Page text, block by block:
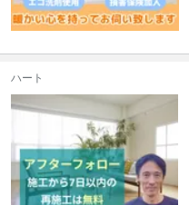
ハート